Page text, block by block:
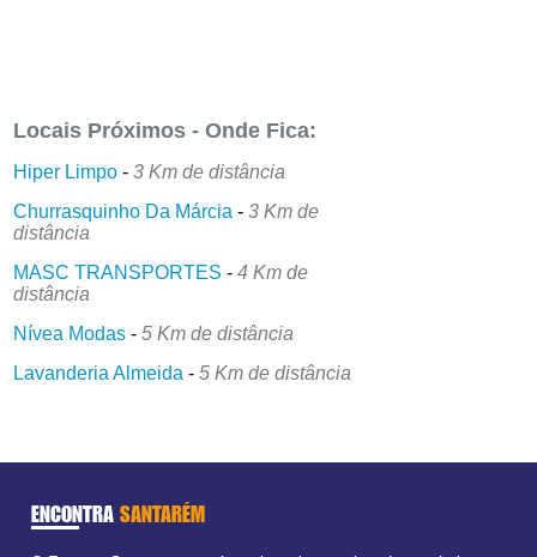
Locais Próximos - Onde Fica:
Hiper Limpo -3 Km de distância
Churrasquinho Da Márcia -3 Km de
distância
MASC TRANSPORTES -4 Km de
distância
Nívea Modas -5 Km de distância
Lavanderia Almeida -5 Km de distância
ENCONTRA SANTARÉM